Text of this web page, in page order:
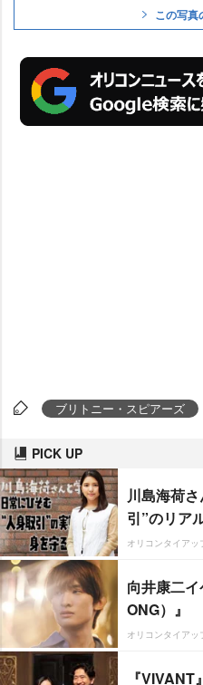
この写真
ブリトニー・スピアーズ
PICK UP
川島海荷
引”のリア
オリコンタイアッ
向井康二
ONG）』
オリコンタイアッ
『